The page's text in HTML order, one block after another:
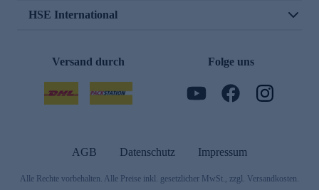
HSE International
Versand durch Folge uns
AGB Datenschutz Impressum
Alle Rechte vorbehalten. Alle Preise inkl. gesetzlicher MwSt., zzgl. Versandkosten.